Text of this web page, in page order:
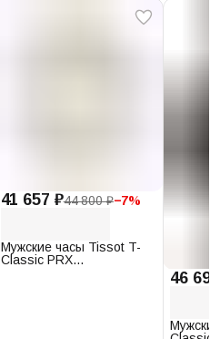
41 657 ₽44 800 ₽−7%
Мужские часы Tissot T-
Classic PRX
46